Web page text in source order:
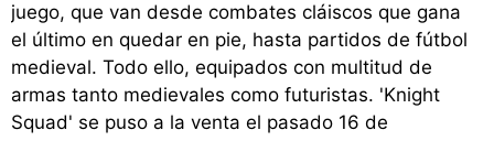
juego, que van desde combates cláiscos que gana
el último en quedar en pie, hasta partidos de fútbol
medieval. Todo ello, equipados con multitud de
armas tanto medievales como futuristas. 'Knight
Squad' se puso a la venta el pasado 16 de